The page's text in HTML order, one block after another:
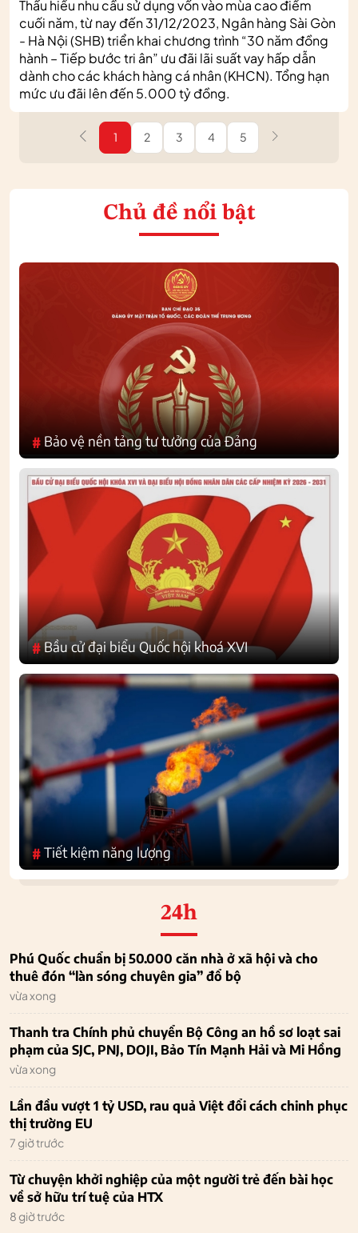
Thấu hiểu nhu cầu sử dụng vốn vào mùa cao điểm
cuối năm, từ nay đến 31/12/2023, Ngân hàng Sài Gòn
- Hà Nội (SHB) triển khai chương trình “30 năm đồng
hành – Tiếp bước tri ân” ưu đãi lãi suất vay hấp dẫn
dành cho các khách hàng cá nhân (KHCN). Tổng hạn
mức ưu đãi lên đến 5.000 tỷ đồng.
1 2 3 4 5
Chủ đề nổi bật
# Bảo vệ nền tảng tư tưởng của Đảng
#Bầu cử đại biểu Quốc hội khoá XVI
#Tiết kiệm năng lượng
24h
Phú Quốc chuẩn bị 50.000 căn nhà ở xã hội và cho
thuê đón “làn sóng chuyên gia” đổ bộ
vừa xong
Thanh tra Chính phủ chuyển Bộ Công an hồ sơ loạt sai
phạm của SJC, PNJ, DOJI, Bảo Tín Mạnh Hải và Mi Hồng
vừa xong
Lần đầu vượt 1 tỷ USD, rau quả Việt đổi cách chinh phục
thị trường EU
7 giờ trước
Từ chuyện khởi nghiệp của một người trẻ đến bài học
về sở hữu trí tuệ của HTX
8 giờ trước